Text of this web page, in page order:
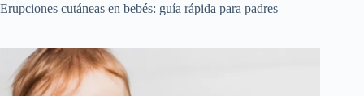
Erupciones cutáneas en bebés: guía rápida para padres